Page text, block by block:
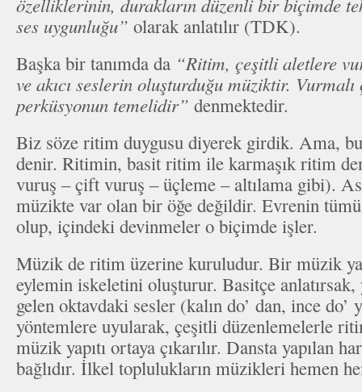
özelliklerinin, durakların düzenli bir biçimde
ses uygunluğu” olarak anlatılır (TDK).
Başka bir tanımda da “Ritim, çeşitli aletlere
ve akıcı seslerin oluşturduğu müziktir.
perküsyonun temelidir” denmektedir.
Biz söze ritim duygusu diyerek girdik. Ama,
denir. Ritimin, basit ritim ile karmaşık ritim
vuruş – çift vuruş – üçleme – altılama gibi).
müzikte var olan bir öğe değildir. Evrenin
olup, içindeki devinmeler o biçimde işler.
Müzik de ritim üzerine kuruludur. Bir müzik
eylemin iskeletini oluşturur. Basitçe anlatırsak,
gelen oktavdaki sesler (kalın do’ dan, ince do’
yöntemlere uyularak, çeşitli düzenlemelerle
müzik yapıtı ortaya çıkarılır. Dansta yapılan
bağlıdır. İlkel toplulukların müzikleri hemen